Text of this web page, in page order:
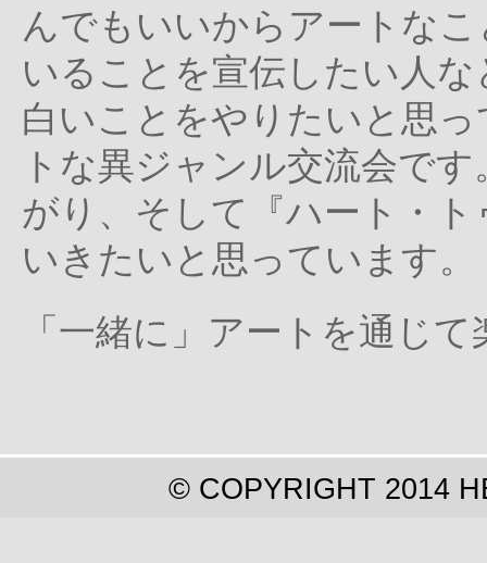
んでもいいからアートな
いることを宣伝したい人
白いことをやりたいと思
トな異ジャンル交流会で
がり、そして『ハート・
いきたいと思っています。
「一緒に」アートを通じ
© COPYRIGHT 2014